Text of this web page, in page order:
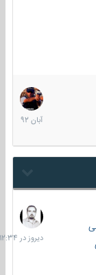
22
آبان
1392
دیروز
در
12:34